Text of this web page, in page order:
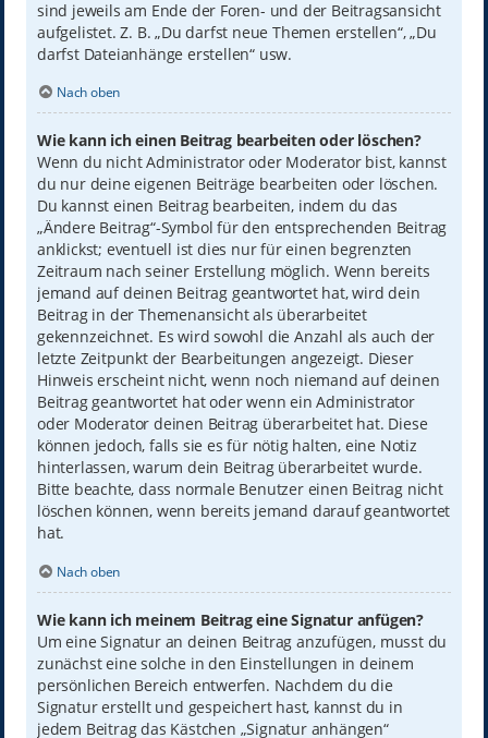
sind jeweils am Ende der Foren- und der Beitragsansicht
aufgelistet. Z. B. „Du darfst neue Themen erstellen“, „Du
darfst Dateianhänge erstellen“ usw.
Nach oben
Wie kann ich einen Beitrag bearbeiten oder löschen?
Wenn du nicht Administrator oder Moderator bist, kannst
du nur deine eigenen Beiträge bearbeiten oder löschen.
Du kannst einen Beitrag bearbeiten, indem du das
„Ändere Beitrag“-Symbol für den entsprechenden Beitrag
anklickst; eventuell ist dies nur für einen begrenzten
Zeitraum nach seiner Erstellung möglich. Wenn bereits
jemand auf deinen Beitrag geantwortet hat, wird dein
Beitrag in der Themenansicht als überarbeitet
gekennzeichnet. Es wird sowohl die Anzahl als auch der
letzte Zeitpunkt der Bearbeitungen angezeigt. Dieser
Hinweis erscheint nicht, wenn noch niemand auf deinen
Beitrag geantwortet hat oder wenn ein Administrator
oder Moderator deinen Beitrag überarbeitet hat. Diese
können jedoch, falls sie es für nötig halten, eine Notiz
hinterlassen, warum dein Beitrag überarbeitet wurde.
Bitte beachte, dass normale Benutzer einen Beitrag nicht
löschen können, wenn bereits jemand darauf geantwortet
hat.
Nach oben
Wie kann ich meinem Beitrag eine Signatur anfügen?
Um eine Signatur an deinen Beitrag anzufügen, musst du
zunächst eine solche in den Einstellungen in deinem
persönlichen Bereich entwerfen. Nachdem du die
Signatur erstellt und gespeichert hast, kannst du in
jedem Beitrag das Kästchen „Signatur anhängen“